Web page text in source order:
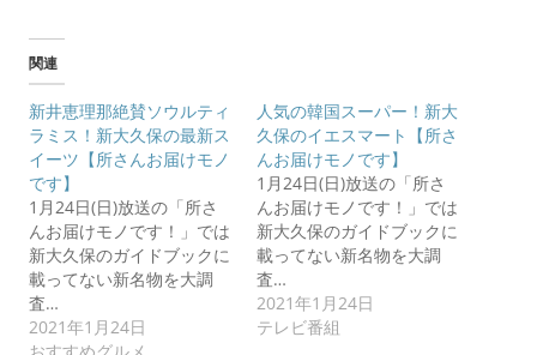
関連
新井恵理那絶賛ソウルティ
ラミス！新大久保の最新ス
イーツ【所さんお届けモノ
です】
1月24日(日)放送の「所さ
んお届けモノです！」では
新大久保のガイドブックに
載ってない新名物を大調
査…
2021年1月24日
人気の韓国スーパー！新大
久保のイエスマート【所さ
んお届けモノです】
1月24日(日)放送の「所さ
んお届けモノです！」では
新大久保のガイドブックに
載ってない新名物を大調
査…
2021年1月24日
テレビ番組